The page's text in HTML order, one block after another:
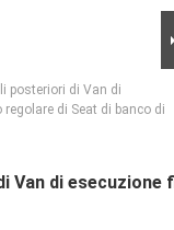
posteriori di Van di
di Seat di banco di
Van di esecuzione